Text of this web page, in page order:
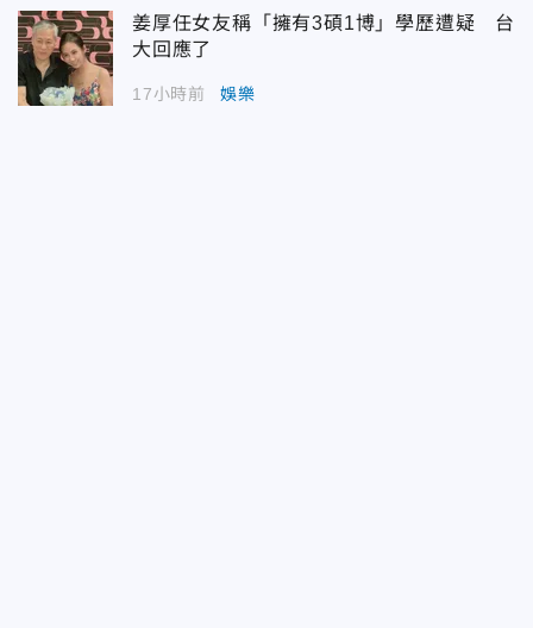
姜厚任女友稱「擁有3碩1博」學歷遭疑 台
大回應了
17小時前 娛樂